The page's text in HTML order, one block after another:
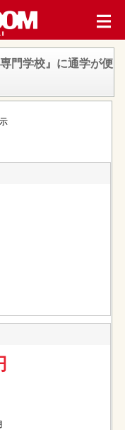
門学校』 に通学が便